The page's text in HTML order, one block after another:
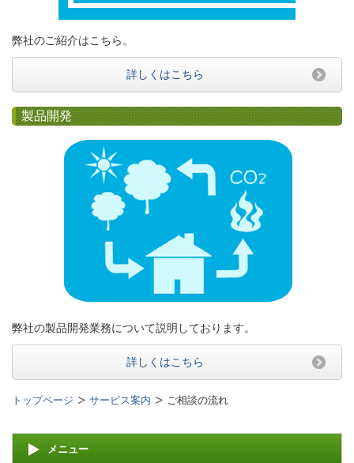
弊社のご紹介はこちら。
詳しくはこちら
製品開発
弊社の製品開発業務について説明しております。
詳しくはこちら
トップページ サービス案内 ご相談の流れ
メニュー